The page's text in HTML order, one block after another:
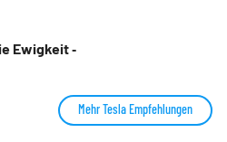
Ewigkeit ‑
Mehr Tesla Empfehlungen